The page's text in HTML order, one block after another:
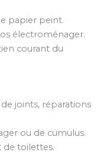
papier peint.
électroménager.
courant du
joints, réparations
ou de cumulus.
de toilettes.